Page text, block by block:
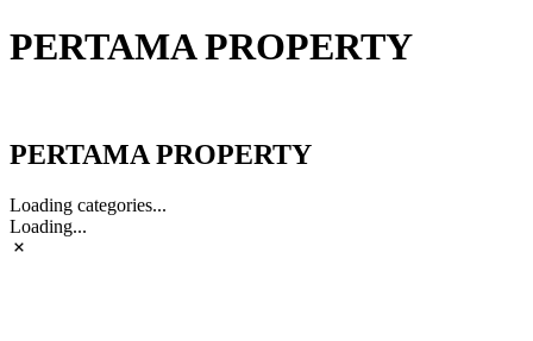
PERTAMA PROPERTY
PERTAMA PROPERTY
Loading categories...
Loading...